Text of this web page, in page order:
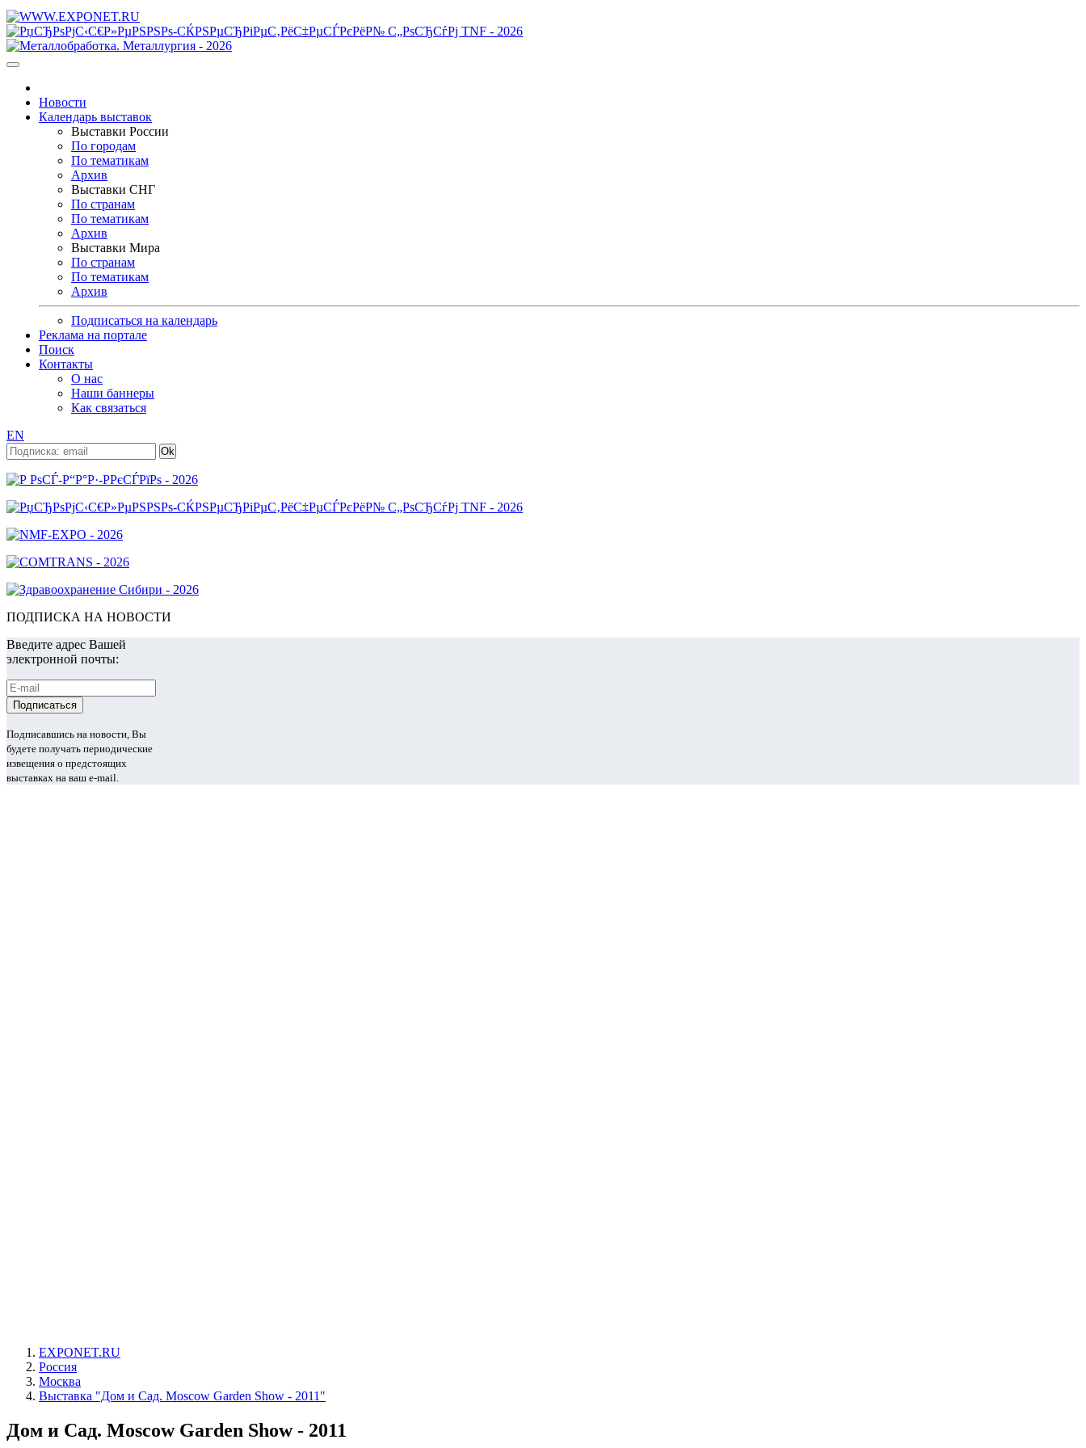
Новости
Календарь выставок
Выставки России
По городам
По тематикам
Архив
Выставки СНГ
По странам
По тематикам
Архив
Выставки Мира
По странам
По тематикам
Архив
Подписаться на календарь
Реклама на портале
Поиск
Контакты
О нас
Наши баннеры
Как связаться
EN
ПОДПИСКА НА НОВОСТИ
Введите адрес Вашей
электронной почты:
Подписавшись на новости, Вы
будете получать периодические
извещения о предстоящих
выставках на ваш e-mail.
EXPONET.RU
Россия
Москва
Выставка "Дом и Сад. Moscow Garden Show - 2011"
Дом и Сад. Moscow Garden Show - 2011